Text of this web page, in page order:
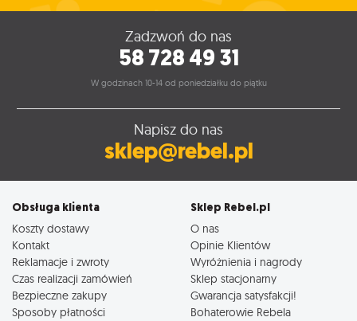
Zadzwoń do nas
58 728 49 31
W godzinach 10-14 od poniedziałku do piątku
Napisz do nas
sklep@rebel.pl
Obsługa klienta
Koszty dostawy
Kontakt
Reklamacje i zwroty
Czas realizacji zamówień
Bezpieczne zakupy
Sposoby płatności
Sklep Rebel.pl
O nas
Opinie Klientów
Wyróżnienia i nagrody
Sklep stacjonarny
Gwarancja satysfakcji!
Bohaterowie Rebela